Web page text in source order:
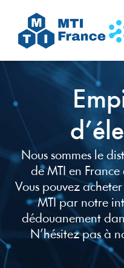
Nous sommes le
de MTI en France
Vous pouvez
MTI par notre
dédouanement
N’hésitez pas à